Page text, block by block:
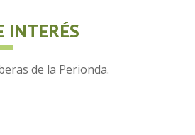
INTERÉS
de la Perionda.